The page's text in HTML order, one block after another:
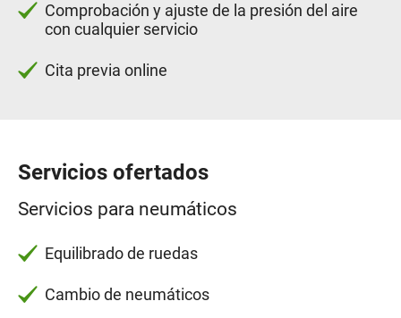
Comprobación y ajuste de la presión del aire
con cualquier servicio
Cita previa online
Servicios ofertados
Servicios para neumáticos
Equilibrado de ruedas
Cambio de neumáticos